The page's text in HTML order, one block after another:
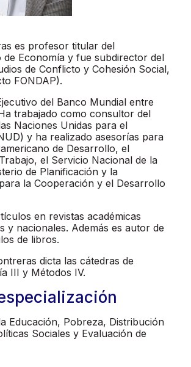
es profesor titular del
de Economía y fue subdirector del
de Conflicto y Cohesión Social,
FONDAP).
del Banco Mundial entre
trabajado como consultor del
Naciones Unidas para el
y ha realizado asesorías para
de Desarrollo, el
el Servicio Nacional de la
de Planificación y la
la Cooperación y el Desarrollo
en revistas académicas
y nacionales. Además es autor de
de libros.
dicta las cátedras de
III y Métodos IV.
Educación, Pobreza, Distribución
Sociales y Evaluación de